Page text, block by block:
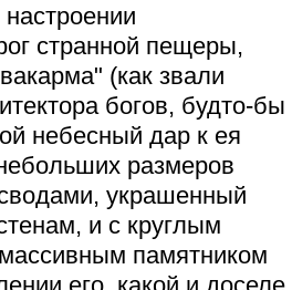
странной пещеры,
(как звали
богов, будто-бы
небесный дар к ея
размеров
украшенный
и с круглым
памятником